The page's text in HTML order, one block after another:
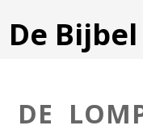
De
DE